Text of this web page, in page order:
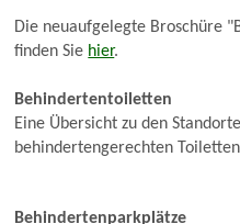
Die neuaufgelegte Broschüre
finden Sie hier.
Behindertentoiletten
Eine Übersicht zu den
behindertengerechten
Behindertenparkplätze